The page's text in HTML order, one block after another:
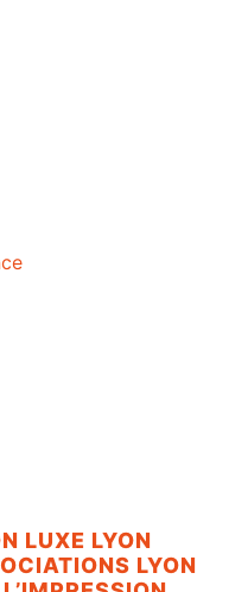
LUXE LYON
LYON